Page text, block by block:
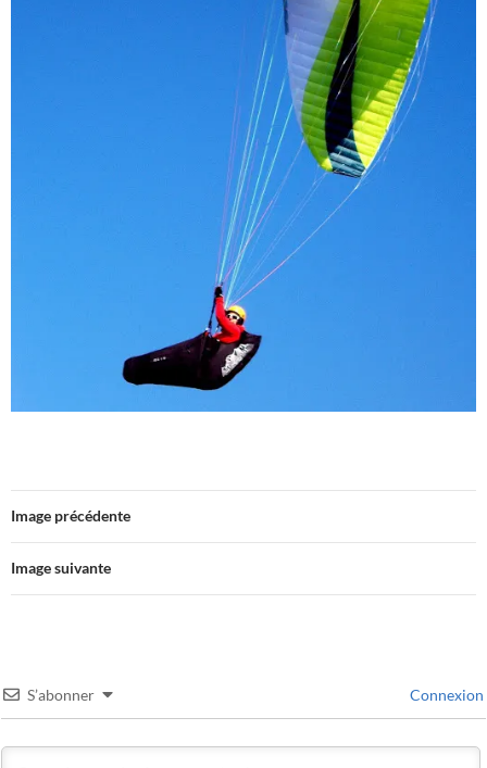
Image précédente
Image suivante
S’abonner Connexion